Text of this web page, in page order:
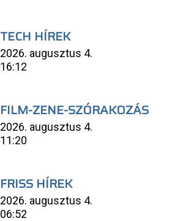
TECH HÍREK
2026. augusztus 4.
16:12
FILM-ZENE-SZÓRAKOZÁS
2026. augusztus 4.
11:20
FRISS HÍREK
2026. augusztus 4.
06:52